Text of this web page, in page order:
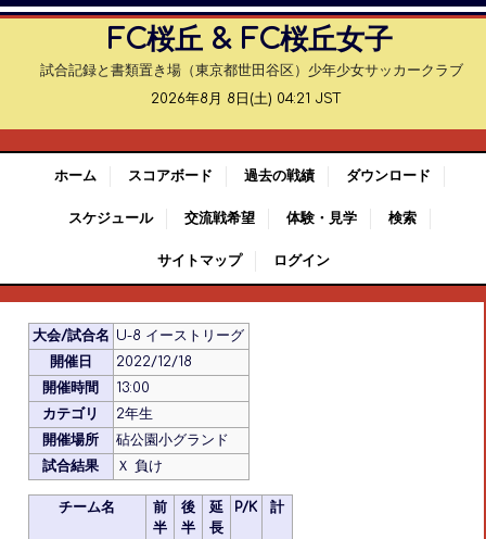
FC桜丘 & FC桜丘女子
試合記録と書類置き場（東京都世田谷区）少年少女サッカークラブ
2026年8月 8日(土) 04:21 JST
ホーム スコアボード 過去の戦績 ダウンロード
スケジュール 交流戦希望 体験・見学 検索
サイトマップ ログイン
大会/試合名 U-8 イーストリーグ
開催日
2022/12/18
開催時間
13:00
カテゴリ
2年生
開催場所
砧公園小グランド
試合結果
Ｘ 負け
チーム名
前
半
後
半
延
長
P/K 計